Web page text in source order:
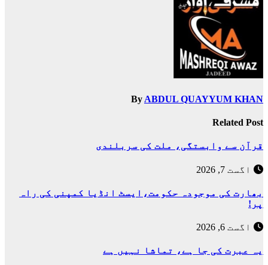
By ABDUL QUAYYUM KHAN
Related Post
قرآن سے وابستگی، ملت کی سربلندی
اگست 7, 2026
بھارت کی موجودہ حکومت،ایسٹ انڈیا کمپنی کی راہ
پر!
اگست 6, 2026
یہ عبرت کی جا ہے، تماشا نہیں ہے